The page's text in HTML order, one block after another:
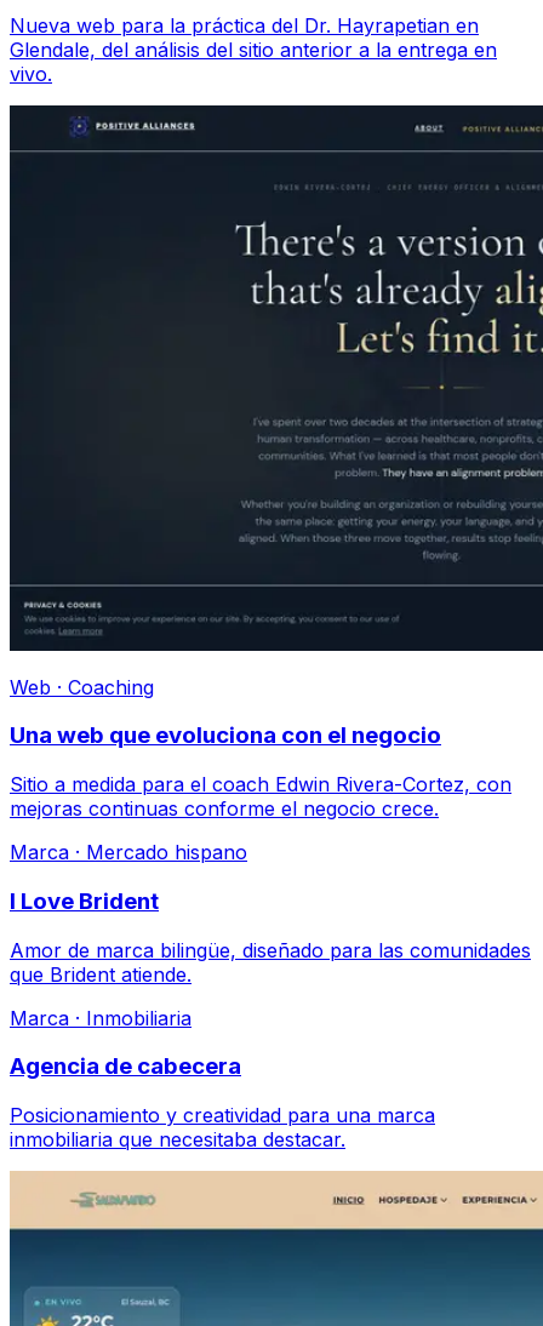
Nueva web para la práctica del Dr. Hayrapetian en
Glendale, del análisis del sitio anterior a la entrega en
vivo.
Web · Coaching
Una web que evoluciona con el negocio
Sitio a medida para el coach Edwin Rivera-Cortez, con
mejoras continuas conforme el negocio crece.
Marca · Mercado hispano
I Love Brident
Amor de marca bilingüe, diseñado para las comunidades
que Brident atiende.
Marca · Inmobiliaria
Agencia de cabecera
Posicionamiento y creatividad para una marca
inmobiliaria que necesitaba destacar.